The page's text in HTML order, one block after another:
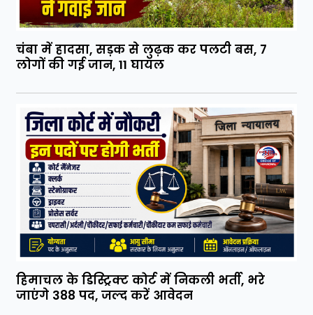
चंबा में हादसा, सड़क से लुढ़क कर पलटी बस, 7
लोगों की गई जान, 11 घायल
हिमाचल के डिस्ट्रिक्ट कोर्ट में निकली भर्ती, भरे
जाएंगे 388 पद, जल्द करें आवेदन